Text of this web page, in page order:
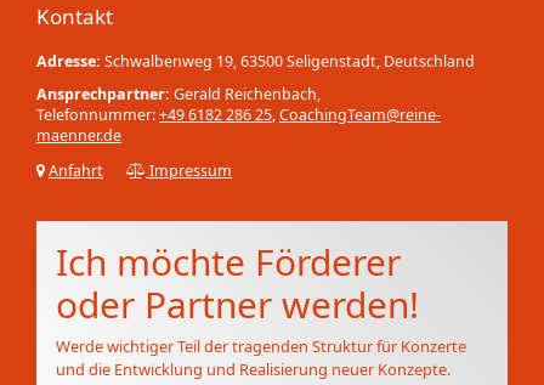
Kontakt
Adresse: Schwalbenweg 19, 63500 Seligenstadt, Deutschland
Ansprechpartner: Gerald Reichenbach,
Telefonnummer:+49 6182 286 25,CoachingTeam@reine-
maenner.de
Anfahrt
Impressum
Ich möchte Förderer
oder Partner werden!
Werde wichtiger Teil der tragenden Struktur für Konzerte
und die Entwicklung und Realisierung neuer Konzepte.